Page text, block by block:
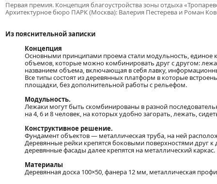
Первая премия. Концепция благоустройства зоны отдыха
Архитектурное бюро ПАРК (Москва): Валерия Пестерева и Роман
Из пояснительной записки
Концепция
Основными принципами проема стали модульность, единое
объемов, которые можно комбинировать друг с другом:
названием объема, включающая в себя лавку,
Все типы состоят из деревянных платформ в которые
площадки, без дополнительной работы с рельефом.
Модульность.
Лежаки могут быть скомбинированы в разной
на 4, 6 и 8 человек, на которых удобно загорать, лежать,
Конструктивное решение.
Фундамент объектов — металлическая труба, на ней
Деревянные рейки крепятся боковыми поверхностями друг
деревянные фасады далее крепятся на металлический каркас.
Материалы
Деревянная доска 100×50, фанера 12 мм, металлическая